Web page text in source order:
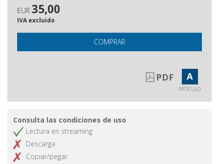
EUR 35,00
IVA excluido
COMPRAR
PDF A
ARTÍCULO
Consulta las condiciones de uso
Lectura en streaming
Descarga
Copiar/pegar